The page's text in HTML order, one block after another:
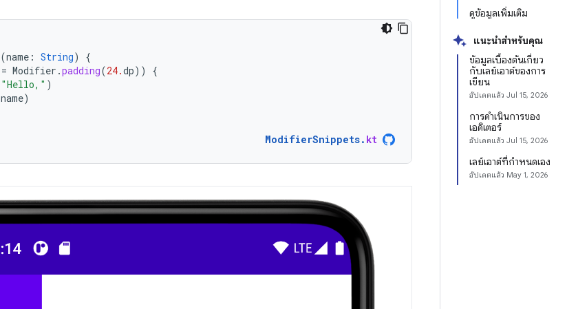
ดูข้อมูลเพิ่มเติม
แนะนำสำหรับคุณ
ข้อมูลเบื้องต้นเกี่ยว
กับเลย์เอาต์ของการ
เขียน
อัปเดตแล้ว Jul 15, 2026
การดําเนินการของ
เอดิเตอร์
อัปเดตแล้ว Jul 15, 2026
เลย์เอาต์ที่กำหนดเอง
อัปเดตแล้ว May 1, 2026
(name : String)
{
= Modifier .padding(24.dp))
{
"Hello," )
name)
ModifierSnippets. kt